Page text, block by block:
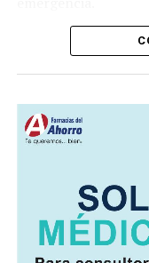
movilizó a
ubicar tanto al
Minutos después,
abandonado en el
la colonia San
autoridades como